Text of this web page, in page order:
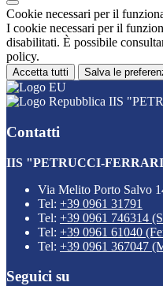
Cookie necessari per il
I cookie necessari per il
disabilitati. È possibile
policy.
Accetta tutti Salva le
IIS
Contatti
IIS "PETRUCCI-
Via Melito Porto Salvo
Tel: +39 0961 31791
Tel: +39 0961 746314
Tel: +39 0961 61040
Tel: +39 0961 367047
Seguici su